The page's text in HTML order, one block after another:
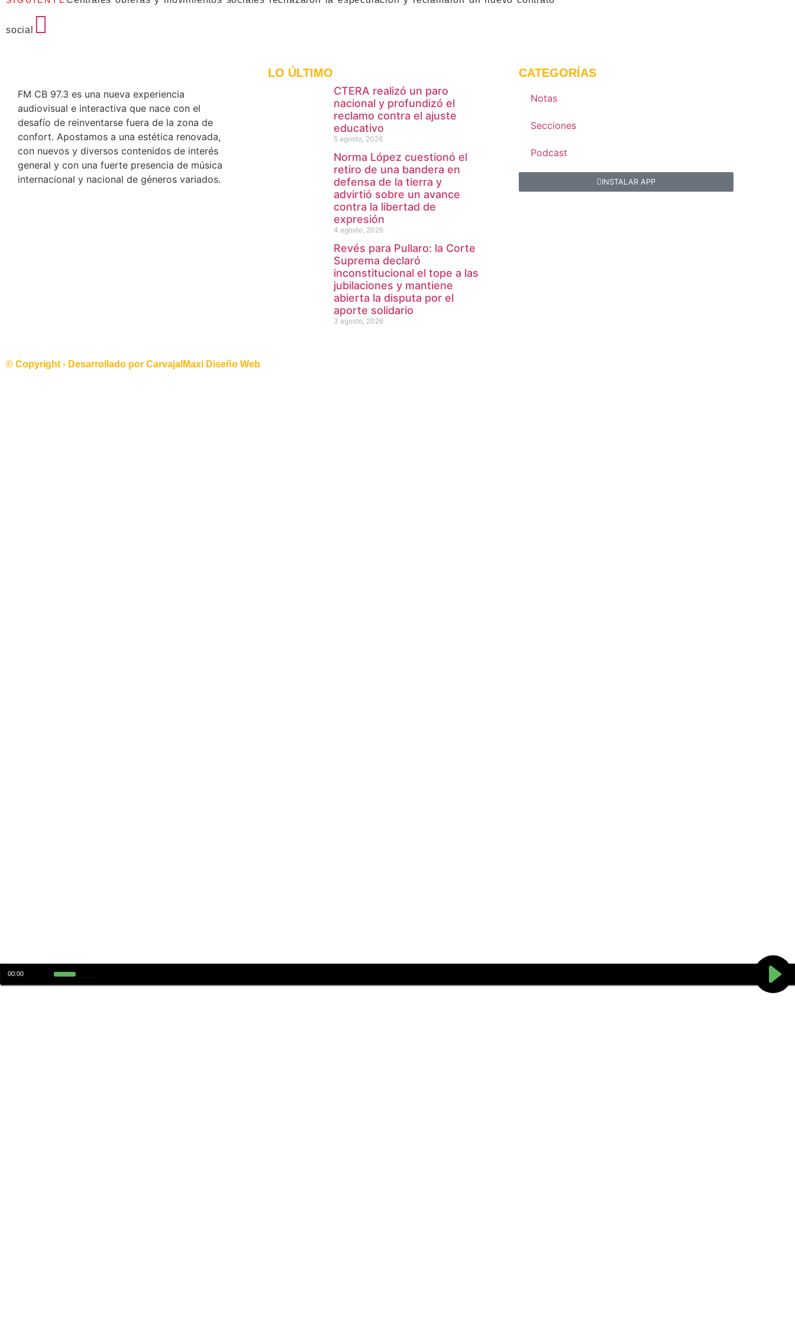
social
FM CB 97.3 es una nueva experiencia
audiovisual e interactiva que nace con el
desafío de reinventarse fuera de la zona de
confort. Apostamos a una estética renovada,
con nuevos y diversos contenidos de interés
general y con una fuerte presencia de música
internacional y nacional de géneros variados.
LO ÚLTIMO
CTERA realizó un paro
nacional y profundizó el
reclamo contra el ajuste
educativo
5 agosto, 2026
Norma López cuestionó el
retiro de una bandera en
defensa de la tierra y
advirtió sobre un avance
contra la libertad de
expresión
4 agosto, 2026
Revés para Pullaro: la Corte
Suprema declaró
inconstitucional el tope a las
jubilaciones y mantiene
abierta la disputa por el
aporte solidario
3 agosto, 2026
CATEGORÍAS
Notas
Secciones
Podcast
INSTALAR APP
© Copyright - Desarrollado por CarvajalMaxi Diseño Web